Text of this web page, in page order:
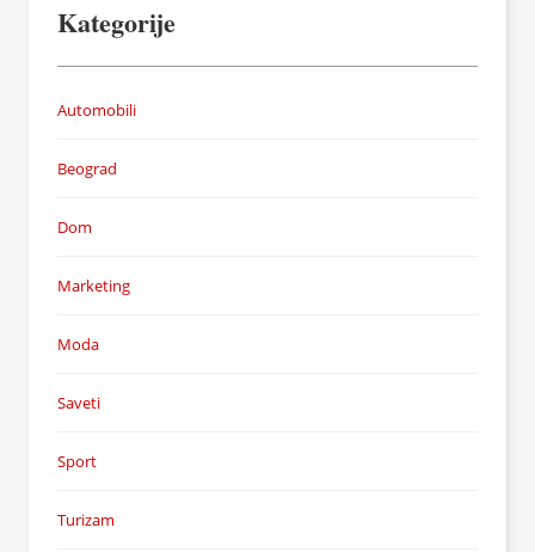
Kategorije
Automobili
Beograd
Dom
Marketing
Moda
Saveti
Sport
Turizam